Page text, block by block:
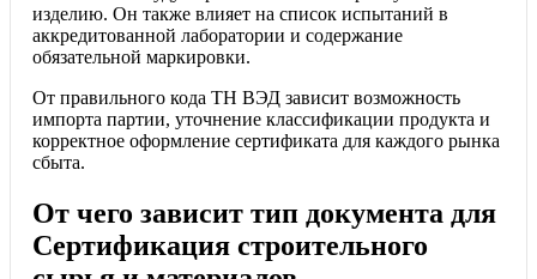
изделию. Он также влияет на список испытаний в
аккредитованной лаборатории и содержание
обязательной маркировки.
От правильного кода ТН ВЭД зависит возможность
импорта партии, уточнение классификации продукта и
корректное оформление сертификата для каждого рынка
сбыта.
От чего зависит тип документа для
Сертификация строительного